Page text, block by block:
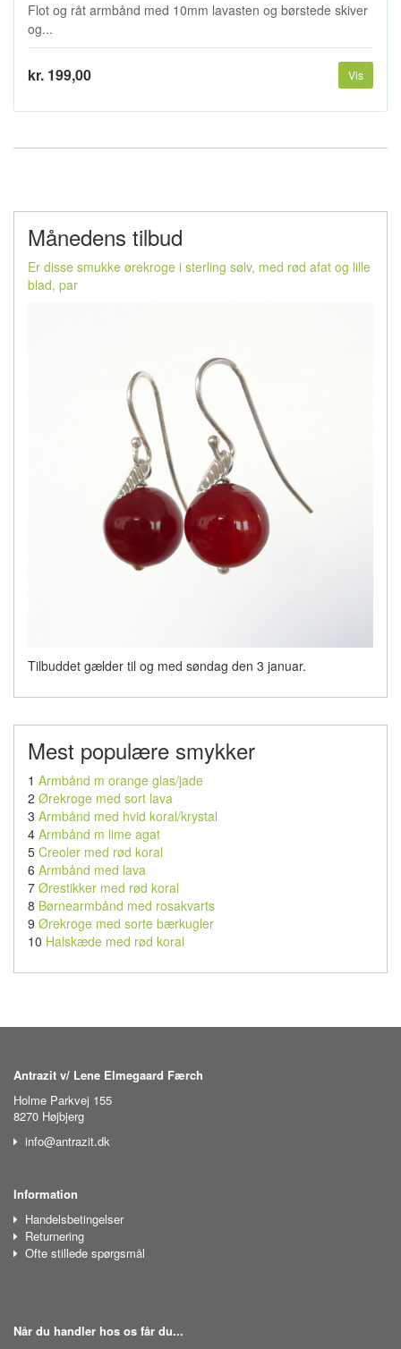
Flot og råt armbånd med 10mm lavasten og børstede skiver
og...
kr. 199,00 Vis
Månedens tilbud
Er disse smukke ørekroge i sterling sølv, med rød afat og lille
blad, par
Tilbuddet gælder til og med søndag den 3 januar.
Mest populære smykker
1 Armbånd m orange glas/jade
2 Ørekroge med sort lava
3 Armbånd med hvid koral/krystal
4 Armbånd m lime agat
5 Creoler med rød koral
6 Armbånd med lava
7 Ørestikker med rød koral
8 Børnearmbånd med rosakvarts
9 Ørekroge med sorte bærkugler
10 Halskæde med rød koral
Antrazit v/ Lene Elmegaard Færch
Holme Parkvej 155
8270 Højbjerg
info@antrazit.dk
Information
Handelsbetingelser
Returnering
Ofte stillede spørgsmål
Når du handler hos os får du...